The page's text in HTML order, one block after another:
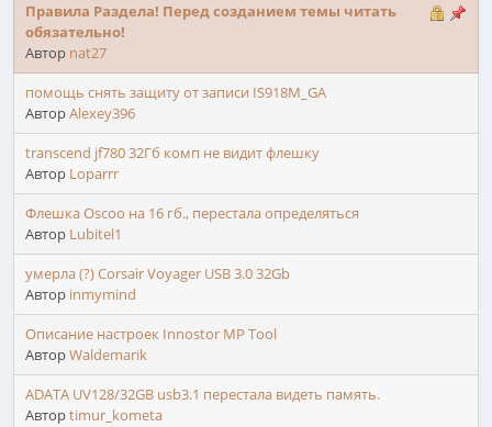
Правила Раздела! Перед созданием темы читать
обязательно!
Автор nat27
помощь снять защиту от записи IS918M_GA
АвторAlexey396
transcend jf780 32Гб комп не видит флешку
Автор Loparrr
Флешка Oscoo на 16 гб., перестала определяться
Автор Lubitel1
умерла (?) Corsair Voyager USB 3.0 32Gb
Автор inmymind
Описание настроек Innostor MP Tool
АвторWaldemarik
ADATA UV128/32GB usb3.1 перестала видеть память.
Авторtimur_kometa